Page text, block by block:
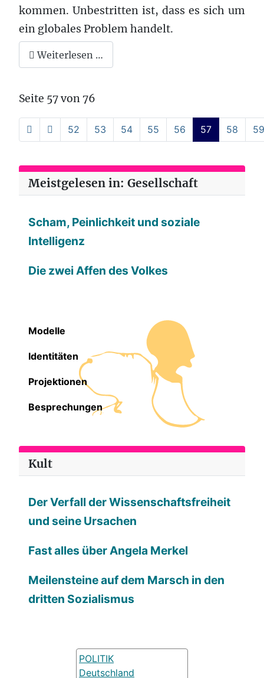
kommen. Unbestritten ist, dass es sich um
ein globales Problem handelt.
Weiterlesen …
Seite 57 von 76
52 53 54 55 56 57 58 59
Meistgelesen in: Gesellschaft
Scham, Peinlichkeit und soziale
Intelligenz
Die zwei Affen des Volkes
Modelle
Identitäten
Projektionen
Besprechungen
Kult
Der Verfall der Wissenschaftsfreiheit
und seine Ursachen
Fast alles über Angela Merkel
Meilensteine auf dem Marsch in den
dritten Sozialismus
POLITIK
Deutschland